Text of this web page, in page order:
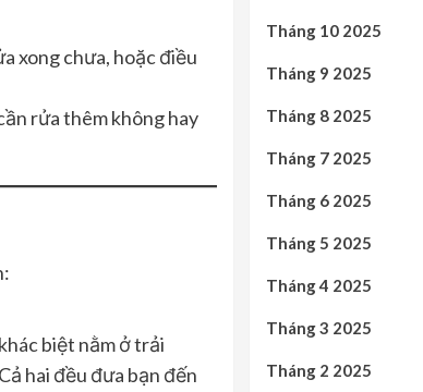
xong chưa, hoặc điều
rửa thêm không hay
biệt nằm ở trải
hai đều đưa bạn đến
Tháng 10 2025
Tháng 9 2025
Tháng 8 2025
Tháng 7 2025
Tháng 6 2025
Tháng 5 2025
Tháng 4 2025
Tháng 3 2025
Tháng 2 2025